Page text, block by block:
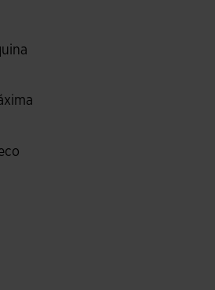
del trail runner en condiciones